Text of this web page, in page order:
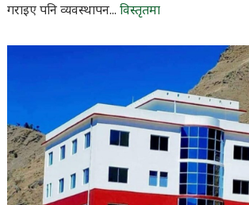
गराइए पनि व्यवस्थापन... विस्तृतमा